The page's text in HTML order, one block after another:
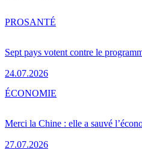
Sept pays votent contre le
24.07.2026
PROSANTÉ
Merci la Chine : elle a sauvé
27.07.2026
ÉCONOMIE